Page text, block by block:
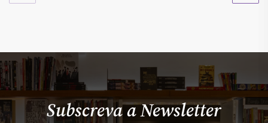
Subscreva a Newsletter